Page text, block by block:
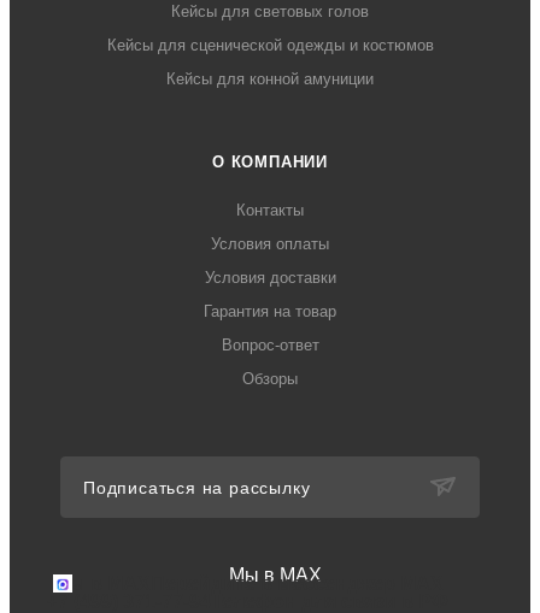
Кейсы для световых голов
Кейсы для сценической одежды и костюмов
Кейсы для конной амуниции
О КОМПАНИИ
Контакты
Условия оплаты
Условия доставки
Гарантия на товар
Вопрос-ответ
Обзоры
Подписаться на рассылку
Мы в MAX
Мы в MAX
Перейдите в мессенджер MAX